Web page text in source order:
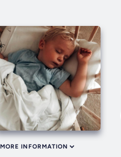
MORE INFORMATION